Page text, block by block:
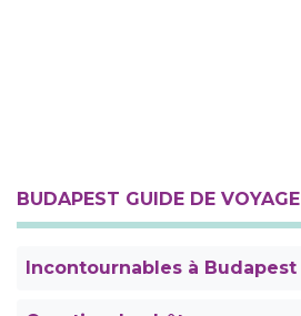
BUDAPEST GUIDE DE VOYAGE
Incontournables à Budapest